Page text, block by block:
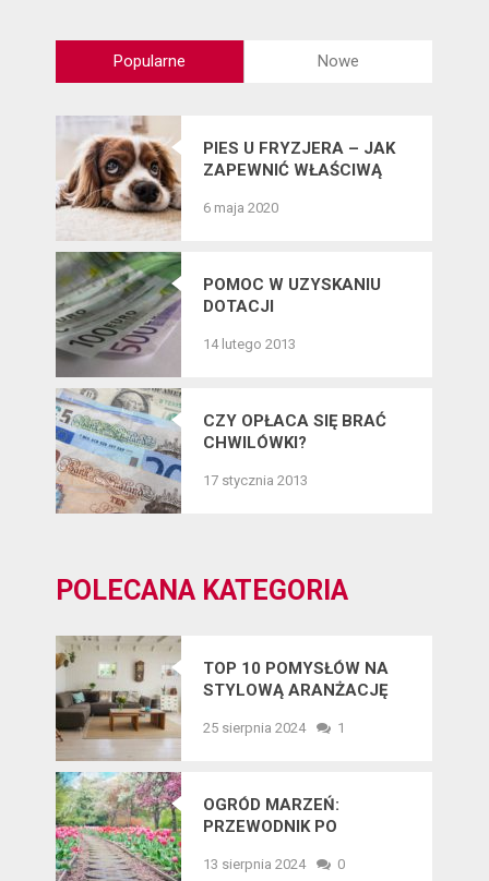
Popularne Nowe
PIES U FRYZJERA – JAK
ZAPEWNIĆ WŁAŚCIWĄ
CZWORONOGÓW?
6 maja 2020
POMOC W UZYSKANIU
DOTACJI
14 lutego 2013
CZY OPŁACA SIĘ BRAĆ
CHWILÓWKI?
17 stycznia 2013
POLECANA KATEGORIA
TOP 10 POMYSŁÓW NA
STYLOWĄ ARANŻACJĘ
25 sierpnia 2024 1
OGRÓD MARZEŃ:
PRZEWODNIK PO
TRENDACH
13 sierpnia 2024 0